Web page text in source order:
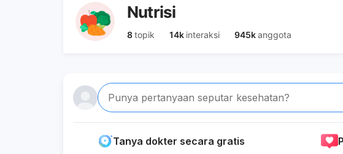
Nutrisi
8topik 14k interaksi 945kanggota
Punya pertanyaan seputar kesehatan?
Tanya dokter secara gratis